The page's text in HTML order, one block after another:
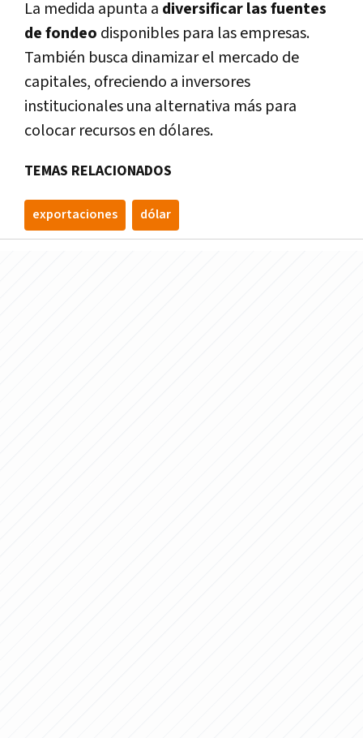
La medida apunta a diversificar las fuentes
de fondeo disponibles para las empresas.
También busca dinamizar el mercado de
capitales, ofreciendo a inversores
institucionales una alternativa más para
colocar recursos en dólares.
TEMAS RELACIONADOS
exportaciones dólar